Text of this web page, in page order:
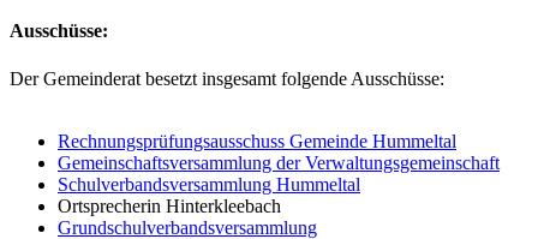
Ausschüsse:
Der Gemeinderat besetzt insgesamt folgende Ausschüsse:
Rechnungsprüfungsausschuss Gemeinde Hummeltal
Gemeinschaftsversammlung der Verwaltungsgemeinschaft
Schulverbandsversammlung Hummeltal
Ortsprecherin Hinterkleebach
Grundschulverbandsversammlung